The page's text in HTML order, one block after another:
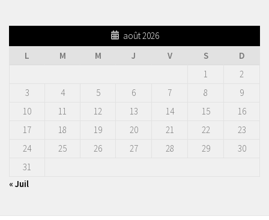
août 2026
L
M M J V S
D
1
2
3
4 5 6 7 8
9
10
11 12 13 14 15
16
17
18 19 20 21 22
23
24
25 26 27 28 29
30
31
« Juil